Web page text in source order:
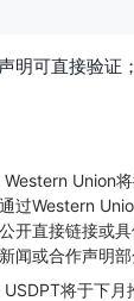
明可直接验证
Western Union
过Western
开直接链接或
闻或合作声明
USDPT将于下